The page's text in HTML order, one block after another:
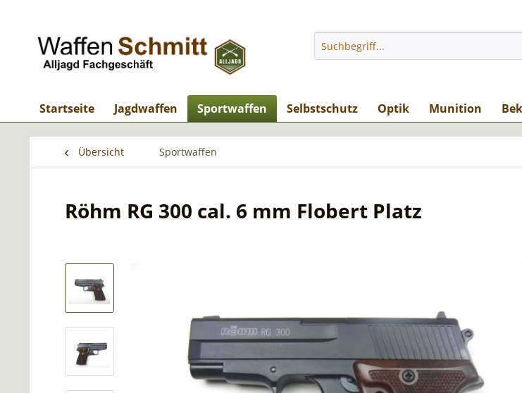
Startseite Jagdwaffen Sportwaffen Selbstschutz Optik Munition
Übersicht Sportwaffen
Röhm RG 300 cal. 6 mm Flobert Platz